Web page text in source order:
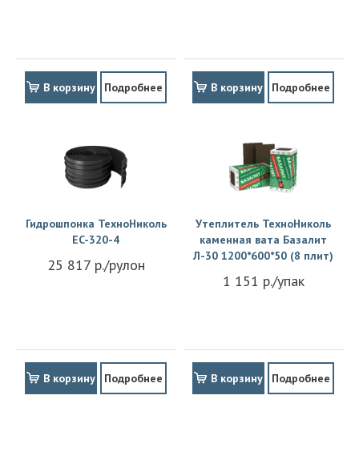
В корзину Подробнее В корзину Подробнее
Гидрошпонка ТехноНиколь
EC-320-4
25 817 р./рулон
В корзину Подробнее
Утеплитель ТехноНиколь
каменная вата Базалит
Л-30 1200*600*50 (8 плит)
1 151 р./упак
В корзину Подробнее